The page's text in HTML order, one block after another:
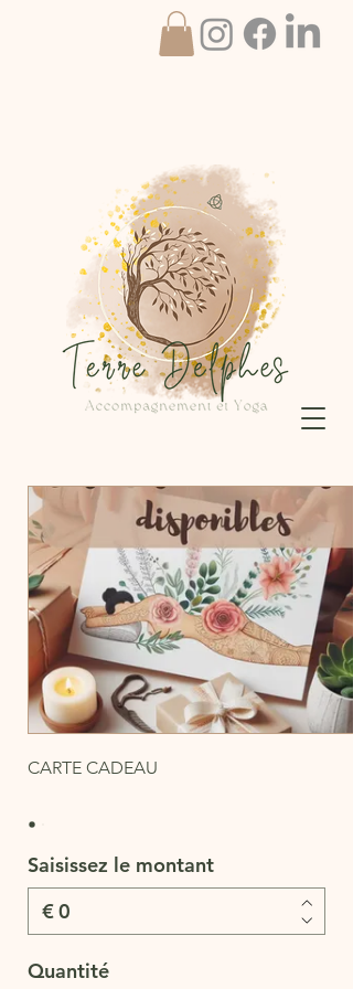
CARTE CADEAU
Saisissez le montant
€
Quantité